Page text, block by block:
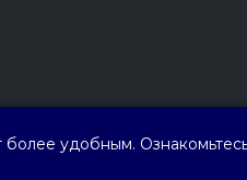
более удобным.